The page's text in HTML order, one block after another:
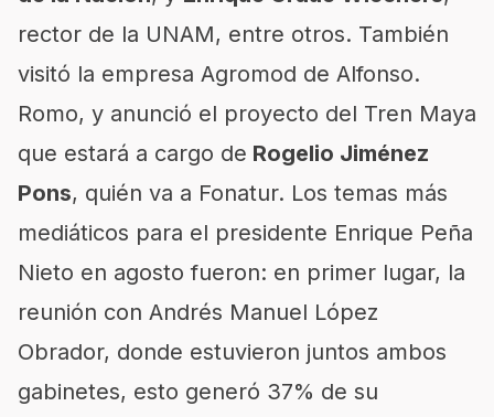
rector de la UNAM, entre otros. También
visitó la empresa Agromod de Alfonso.
Romo, y anunció el proyecto del Tren Maya
que estará a cargo de Rogelio Jiménez
Pons, quién va a Fonatur. Los temas más
mediáticos para el presidente Enrique Peña
Nieto en agosto fueron: en primer lugar, la
reunión con Andrés Manuel López
Obrador, donde estuvieron juntos ambos
gabinetes, esto generó 37% de su